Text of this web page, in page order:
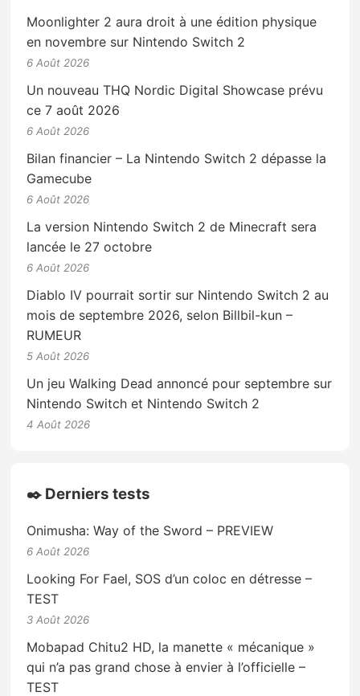
Moonlighter 2 aura droit à une édition physique
en novembre sur Nintendo Switch 2
6 Août 2026
Un nouveau THQ Nordic Digital Showcase prévu
ce 7 août 2026
6 Août 2026
Bilan financier – La Nintendo Switch 2 dépasse la
Gamecube
6 Août 2026
La version Nintendo Switch 2 de Minecraft sera
lancée le 27 octobre
6 Août 2026
Diablo IV pourrait sortir sur Nintendo Switch 2 au
mois de septembre 2026, selon Billbil-kun –
RUMEUR
5 Août 2026
Un jeu Walking Dead annoncé pour septembre sur
Nintendo Switch et Nintendo Switch 2
4 Août 2026
✒️ Derniers tests
Onimusha: Way of the Sword – PREVIEW
6 Août 2026
Looking For Fael, SOS d’un coloc en détresse –
TEST
3 Août 2026
Mobapad Chitu2 HD, la manette « mécanique »
qui n’a pas grand chose à envier à l’officielle –
TEST